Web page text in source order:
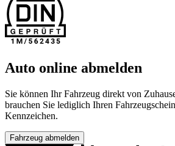
Auto online abmelden
Sie können Ihr Fahrzeug direkt von
brauchen Sie lediglich Ihren
Kennzeichen.
Fahrzeug abmelden